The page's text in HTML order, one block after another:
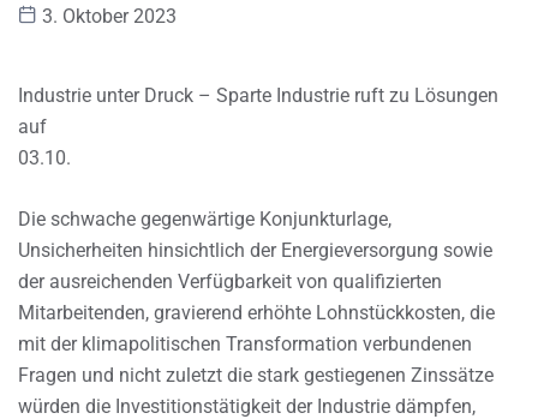
3. Oktober 2023
Industrie unter Druck – Sparte Industrie ruft zu Lösungen
auf
03.10.
Die schwache gegenwärtige Konjunkturlage,
Unsicherheiten hinsichtlich der Energieversorgung sowie
der ausreichenden Verfügbarkeit von qualifizierten
Mitarbeitenden, gravierend erhöhte Lohnstückkosten, die
mit der klimapolitischen Transformation verbundenen
Fragen und nicht zuletzt die stark gestiegenen Zinssätze
würden die Investitionstätigkeit der Industrie dämpfen,